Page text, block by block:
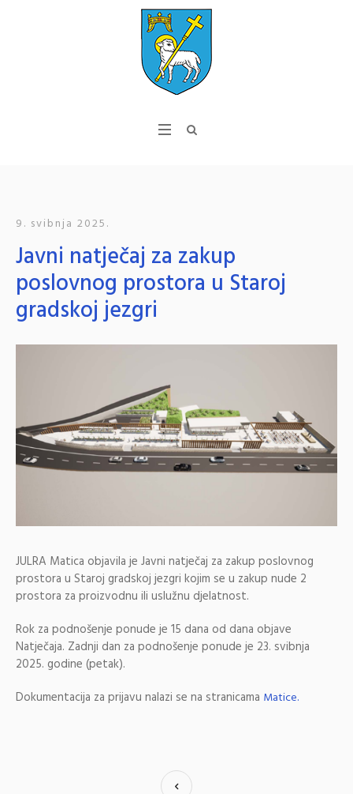
9. svibnja 2025.
Javni natječaj za zakup
poslovnog prostora u Staroj
gradskoj jezgri
JULRA Matica objavila je Javni natječaj za zakup poslovnog
prostora u Staroj gradskoj jezgri kojim se u zakup nude 2
prostora za proizvodnu ili uslužnu djelatnost.
Rok za podnošenje ponude je 15 dana od dana objave
Natječaja. Zadnji dan za podnošenje ponude je 23. svibnja
2025. godine (petak).
Dokumentacija za prijavu nalazi se na stranicama Matice.